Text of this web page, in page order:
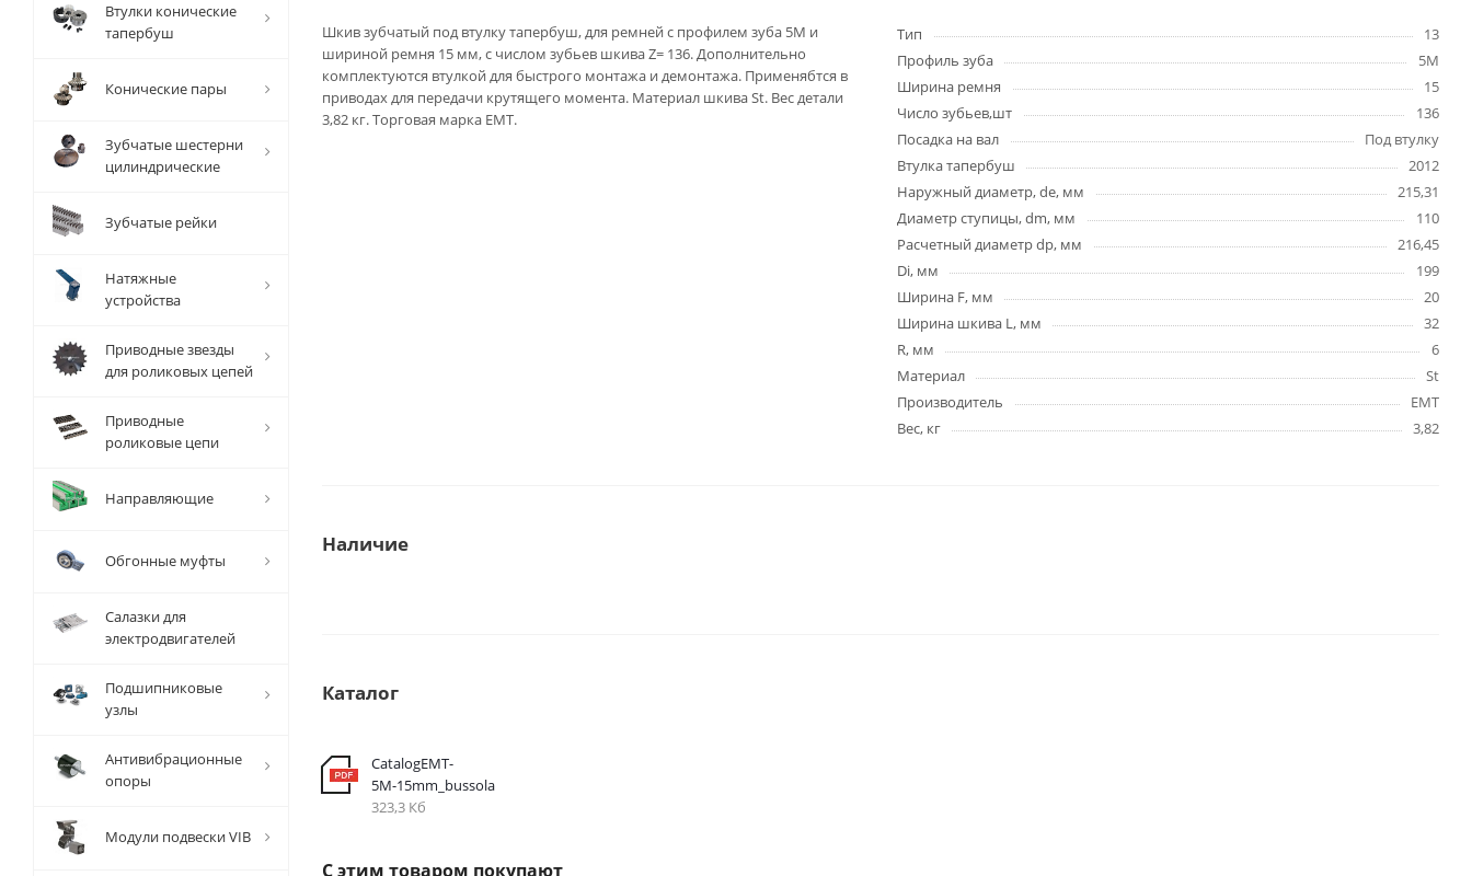
Шкив зубчатый под втулку тапербуш, для ремней с профилем зуба 5M и
шириной ремня 15 мм, с числом зубьев шкива Z= 136. Дополнительно
комплектуются втулкой для быстрого монтажа и демонтажа. Применябтся в
приводах для передачи крутящего момента. Материал шкива St. Вес детали
3,82 кг. Торговая марка EMT.
Тип
13
Профиль зуба
5M
Ширина ремня
15
Число зубьев,шт
136
Посадка на вал
Под втулку
Втулка тапербуш
2012
Наружный диаметр, de, мм
215,31
Диаметр ступицы, dm, мм
110
Расчетный диаметр dp, мм
216,45
Di, мм
199
Ширина F, мм
20
Ширина шкива L, мм
32
R, мм
6
Материал
St
Производитель
EMT
Вес, кг
3,82
Наличие
Каталог
CatalogEMT-
5М-15mm_bussola
323,3 Кб
С этим товаром покупают
Втулки конические
тапербуш
Конические пары
Зубчатые шестерни
цилиндрические
Зубчатые рейки
Натяжные
устройства
Приводные звезды
для роликовых цепей
Приводные
роликовые цепи
Направляющие
Обгонные муфты
Салазки для
электродвигателей
Подшипниковые
узлы
Антивибрационные
опоры
Модули подвески VIB